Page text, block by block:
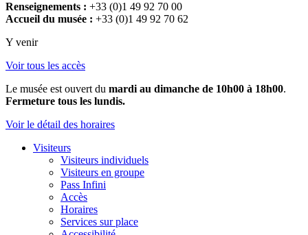
Renseignements : +33 (0)1 49 92 70 00
Accueil du musée : +33 (0)1 49 92 70 62
Y venir
Voir tous les accès
Le musée est ouvert du mardi au dimanche de 10h00 à 18h00.
Fermeture tous les lundis.
Voir le détail des horaires
Visiteurs
Visiteurs individuels
Visiteurs en groupe
Pass Infini
Accès
Horaires
Services sur place